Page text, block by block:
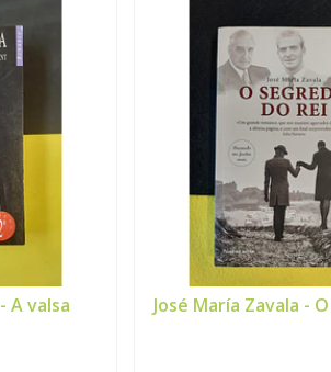
A valsa
José María Zavala -